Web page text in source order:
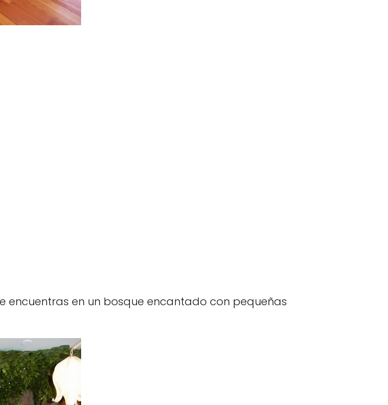
encuentras en un bosque encantado con pequeñas